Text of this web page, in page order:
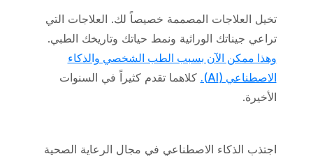
تخيل العلاجات المصممة خصيصاً لك. العلاجات التي
تراعي جيناتك الوراثية ونمط حياتك وتاريخك الطبي.
وهذا ممكن الآن بسبب الطب الشخصي والذكاء
الاصطناعي (AI).
كلاهما تقدم كثيراً في السنوات
الأخيرة.
اجتذب الذكاء الاصطناعي في مجال الرعاية الصحية